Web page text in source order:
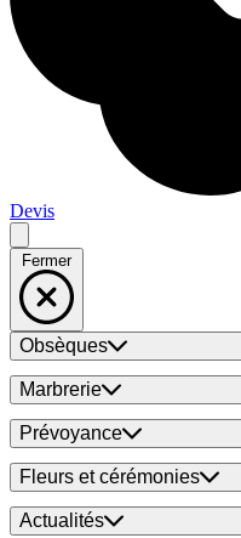
Devis
Fermer
Obsèques
Marbrerie
Prévoyance
Fleurs et cérémonies
Actualités